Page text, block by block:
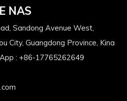
NAS
Sandong Avenue West,
City, Guangdong Province, Kina
: +86-17765262649